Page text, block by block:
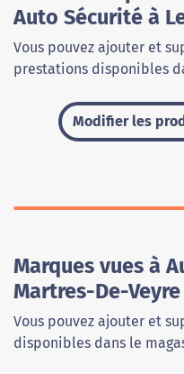
Auto Sécurité à
Vous pouvez ajouter et
prestations disponibles
Modifier les
Marques vues à
Martres-De-Veyre
Vous pouvez ajouter et
disponibles dans le